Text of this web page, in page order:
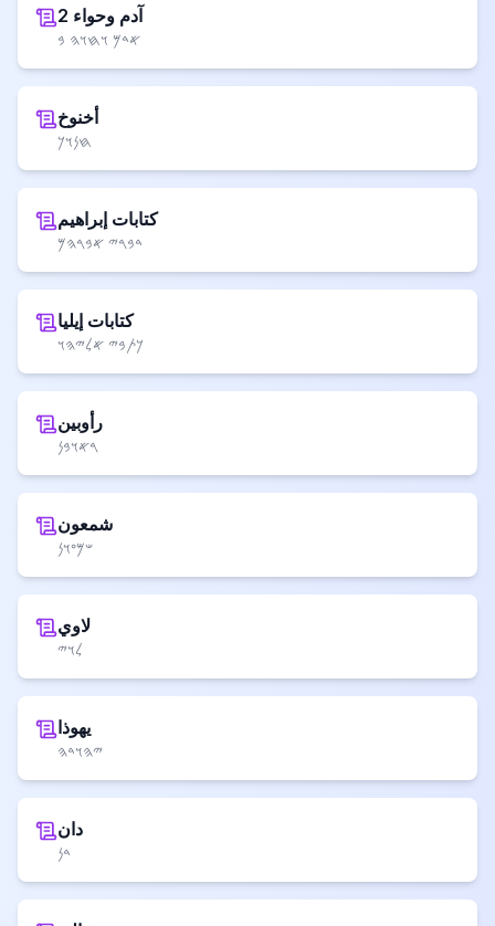
آدم وحواء 2
𐤀𐤃𐤌 𐤅𐤇𐤅𐤄 𐤁
أخنوخ
𐤇𐤍𐤅𐤊
كتابات إبراهيم
𐤃𐤁𐤓𐤉 𐤀𐤁𐤓𐤄𐤌
كتابات إيليا
𐤊𐤕𐤁𐤉 𐤀𐤋𐤉𐤄𐤅
رأوبين
𐤓𐤀𐤅𐤁𐤍
شمعون
𐤔𐤌𐤏𐤅𐤍
لاوي
𐤋𐤅𐤉
يهوذا
𐤉𐤄𐤅𐤃𐤄
دان
𐤃𐤍